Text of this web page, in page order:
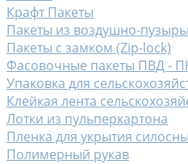
Крафт Пакеты
Пакеты из воздушно-
Пакеты с замком (Zip-lock)
Фасовочные пакеты ПВД -
Упаковка для
Клейкая лента
Лотки из пульперкартона
Пленка для укрытия
Полимерный рукав